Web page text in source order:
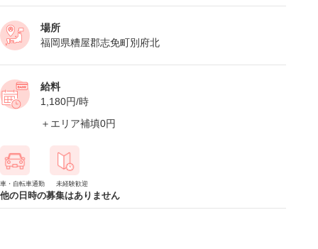
場所
福岡県糟屋郡志免町別府北
給料
1,180円/時
＋エリア補填0円
車・自転車通勤 未経験歓迎
他の日時の募集はありません